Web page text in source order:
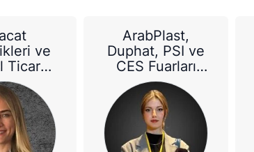
ve
Ticaret
Etkisi
ArabPlast,
Duphat, PSI ve
CES Fuarları
2025'in ilk
haftasına
damgasını
vuracak